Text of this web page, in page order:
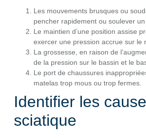
Les mouvements brusques ou
pencher rapidement ou soulever
Le maintien d’une position assise
exercer une pression accrue sur le
La grossesse, en raison de
de la pression sur le bassin et le
Le port de chaussures
matelas trop mous ou trop fermes.
Identifier les
sciatique